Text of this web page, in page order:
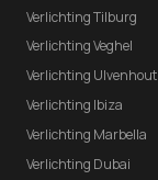
Verlichting Tilburg
Verlichting Veghel
Verlichting Ulvenhout
Verlichting Ibiza
Verlichting Marbella
Verlichting Dubai